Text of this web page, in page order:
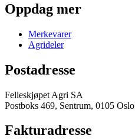
Oppdag mer
Merkevarer
Agrideler
Postadresse
Felleskjøpet Agri SA
Postboks 469, Sentrum, 0105 Oslo
Fakturadresse